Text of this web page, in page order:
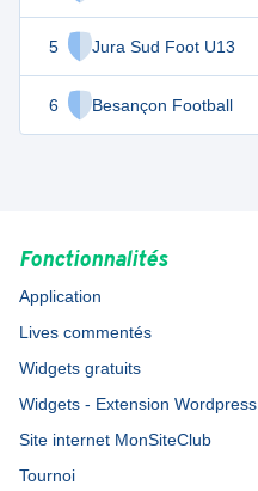
5 Jura Sud Foot U13
6 Besançon Football
4
2
Fonctionnalités
Application
Lives commentés
Widgets gratuits
Widgets - Extension Wordpress
Site internet MonSiteClub
Tournoi